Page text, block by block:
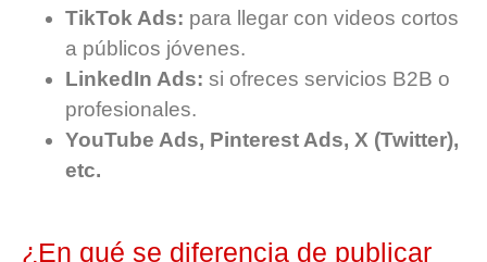
TikTok Ads: para llegar con videos cortos
a públicos jóvenes.
LinkedIn Ads: si ofreces servicios B2B o
profesionales.
YouTube Ads, Pinterest Ads, X (Twitter),
etc.
¿En qué se diferencia de publicar